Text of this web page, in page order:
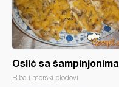
Oslić sa šampinjonima
Riba i morski plodovi